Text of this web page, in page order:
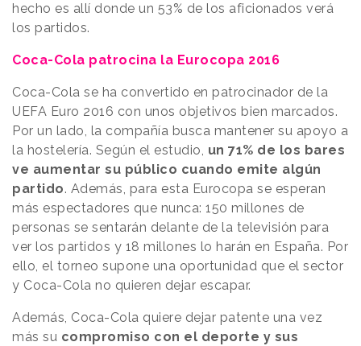
hecho es allí donde un 53% de los aficionados verá
los partidos.
Coca-Cola patrocina la Eurocopa 2016
Coca-Cola se ha convertido en patrocinador de la
UEFA Euro 2016 con unos objetivos bien marcados.
Por un lado, la compañía busca mantener su apoyo a
la hostelería. Según el estudio, un 71% de los bares
ve aumentar su público cuando emite algún
partido. Además, para esta Eurocopa se esperan
más espectadores que nunca: 150 millones de
personas se sentarán delante de la televisión para
ver los partidos y 18 millones lo harán en España. Por
ello, el torneo supone una oportunidad que el sector
y Coca-Cola no quieren dejar escapar.
Además, Coca-Cola quiere dejar patente una vez
más su compromiso con el deporte y sus